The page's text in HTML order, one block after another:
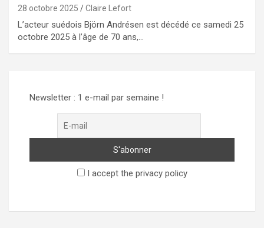
28 octobre 2025 Claire Lefort
L’acteur suédois Björn Andrésen est décédé ce samedi 25
octobre 2025 à l’âge de 70 ans,…
Newsletter : 1 e-mail par semaine !
I accept the privacy policy